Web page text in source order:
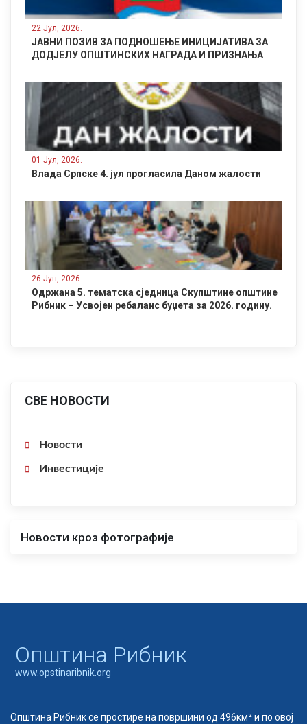
22 Јул, 2026.
ЈАВНИ ПОЗИВ ЗА ПОДНОШЕЊЕ ИНИЦИЈАТИВА ЗА
ДОДЈЕЛУ ОПШТИНСКИХ НАГРАДА И ПРИЗНАЊА
01 Јул, 2026.
Влада Српске 4. јул прогласила Даном жалости
26 Јун, 2026.
Одржана 5. тематска сједница Скупштине општине
Рибник – Усвојен ребаланс буџета за 2026. годину.
СВЕ НОВОСТИ
Новости
Инвестиције
Новости кроз фотографије
Oпштина Рибник
www.opstinaribnik.org
Општина Рибник се простире на површини од 496км² и по овој